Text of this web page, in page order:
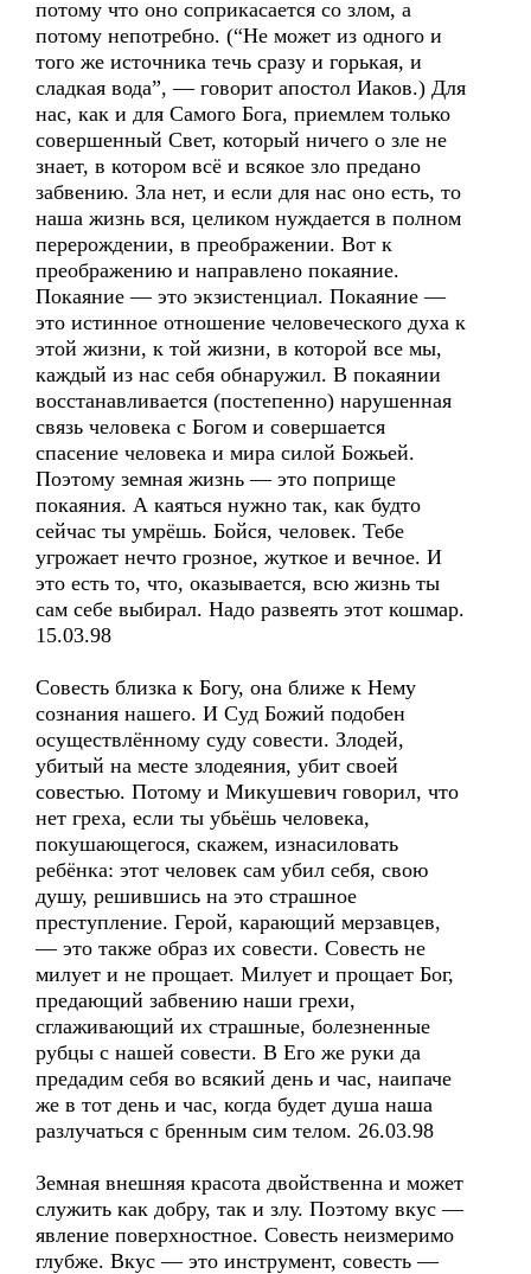
потому что оно соприкасается со злом, а
потому непотребно. (“Не может из одного и
того же источника течь сразу и горькая, и
сладкая вода”, — говорит апостол Иаков.) Для
нас, как и для Самого Бога, приемлем только
совершенный Свет, который ничего о зле не
знает, в котором всё и всякое зло предано
забвению. Зла нет, и если для нас оно есть, то
наша жизнь вся, целиком нуждается в полном
перерождении, в преображении. Вот к
преображению и направлено покаяние.
Покаяние — это экзистенциал. Покаяние —
это истинное отношение человеческого духа к
этой жизни, к той жизни, в которой все мы,
каждый из нас себя обнаружил. В покаянии
восстанавливается (постепенно) нарушенная
связь человека с Богом и совершается
спасение человека и мира силой Божьей.
Поэтому земная жизнь — это поприще
покаяния. А каяться нужно так, как будто
сейчас ты умрёшь. Бойся, человек. Тебе
угрожает нечто грозное, жуткое и вечное. И
это есть то, что, оказывается, всю жизнь ты
сам себе выбирал. Надо развеять этот кошмар.
15.03.98
Совесть близка к Богу, она ближе к Нему
сознания нашего. И Суд Божий подобен
осуществлённому суду совести. Злодей,
убитый на месте злодеяния, убит своей
совестью. Потому и Микушевич говорил, что
нет греха, если ты убьёшь человека,
покушающегося, скажем, изнасиловать
ребёнка: этот человек сам убил себя, свою
душу, решившись на это страшное
преступление. Герой, карающий мерзавцев,
— это также образ их совести. Совесть не
милует и не прощает. Милует и прощает Бог,
предающий забвению наши грехи,
сглаживающий их страшные, болезненные
рубцы с нашей совести. В Его же руки да
предадим себя во всякий день и час, наипаче
же в тот день и час, когда будет душа наша
разлучаться с бренным сим телом. 26.03.98
Земная внешняя красота двойственна и может
служить как добру, так и злу. Поэтому вкус —
явление поверхностное. Совесть неизмеримо
глубже. Вкус — это инструмент, совесть —